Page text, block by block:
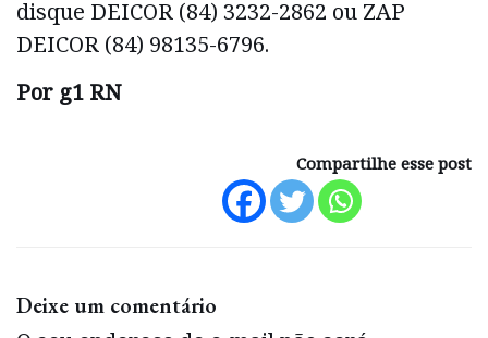
disque DEICOR (84) 3232-2862 ou ZAP
DEICOR (84) 98135-6796.
Por g1 RN
Compartilhe esse post
Deixe um comentário